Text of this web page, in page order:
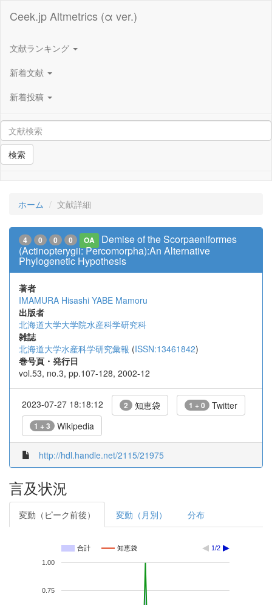
Ceek.jp Altmetrics (α ver.)
文献ランキング
新着文献
新着投稿
検索
ホーム 文献詳細
4 0 0 0 OA
Demise of the Scorpaeniformes
(Actinopterygii: Percomorpha):An Alternative
Phylogenetic Hypothesis
著者
IMAMURA Hisashi YABE Mamoru
出版者
北海道大学大学院水産科学研究科
雑誌
北海道大学水産科学研究彙報 (ISSN:13461842)
巻号頁・発行日
vol.53, no.3, pp.107-128, 2002-12
2023-07-27 18:18:12 2 知恵袋 1 + 0 Twitter
1 + 3 Wikipedia
http://hdl.handle.net/2115/21975
言及状況
変動（ピーク前後） 変動（月別） 分布
合計 知恵袋 1/2
0.75
1.00